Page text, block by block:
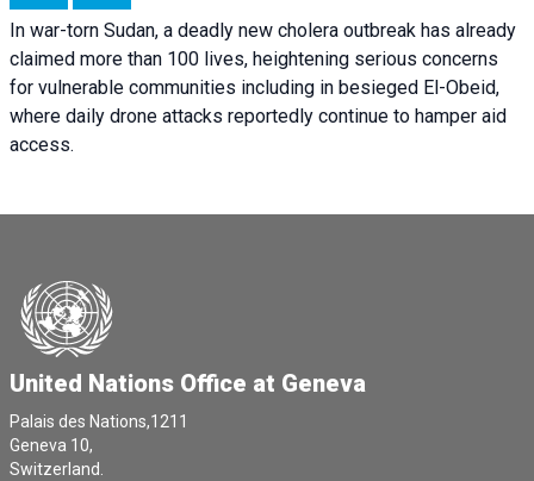
In war-torn Sudan, a deadly new cholera outbreak has already
claimed more than 100 lives, heightening serious concerns
for vulnerable communities including in besieged El-Obeid,
where daily drone attacks reportedly continue to hamper aid
access.
United Nations Office at Geneva
Palais des Nations,1211
Geneva 10,
Switzerland.